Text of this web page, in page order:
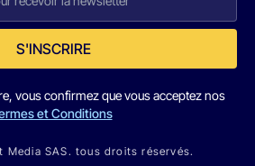
S'INSCRIRE
vous confirmez que vous acceptez nos
et Conditions
Media SAS. tous droits réservés.